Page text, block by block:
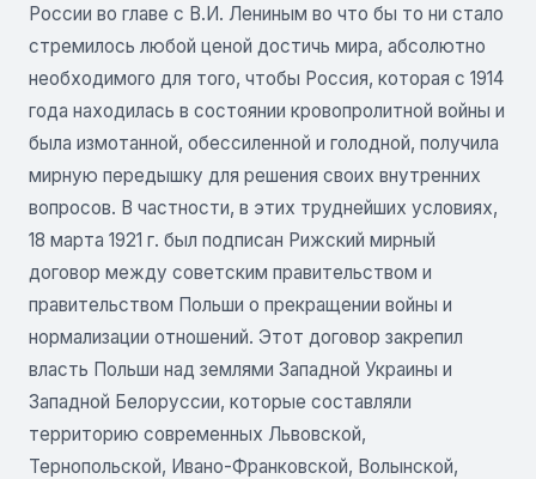
России во главе с В.И. Лениным во что бы то ни стало
стремилось любой ценой достичь мира, абсолютно
необходимого для того, чтобы Россия, которая с 1914
года находилась в состоянии кровопролитной войны и
была измотанной, обессиленной и голодной, получила
мирную передышку для решения своих внутренних
вопросов. В частности, в этих труднейших условиях,
18 марта 1921 г. был подписан Рижский мирный
договор между советским правительством и
правительством Польши о прекращении войны и
нормализации отношений. Этот договор закрепил
власть Польши над землями Западной Украины и
Западной Белоруссии, которые составляли
территорию современных Львовской,
Тернопольской, Ивано-Франковской, Волынской,